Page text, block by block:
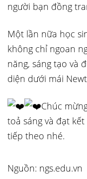
người bạn đồng
Một lần nữa học
không chỉ ngoan
năng, sáng tạo và
diện dưới mái
Chúc
toả sáng và đạt
tiếp theo nhé.
Nguồn: ngs.edu.vn